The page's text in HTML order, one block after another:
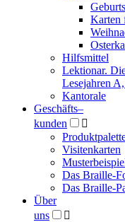
Karten
Hilfsmittel
Lektionar.
Lesejahren
Kantorale
Geschäfts­–
kunden

Visitenkarten
Das Braille-
Das Braille-
Über
uns
